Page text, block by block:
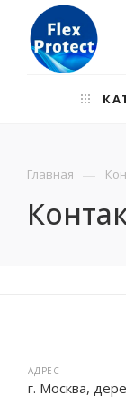
Главная —
АДРЕС
г. Москва,